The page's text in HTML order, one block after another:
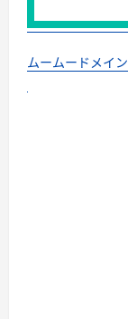
ムームードメイン